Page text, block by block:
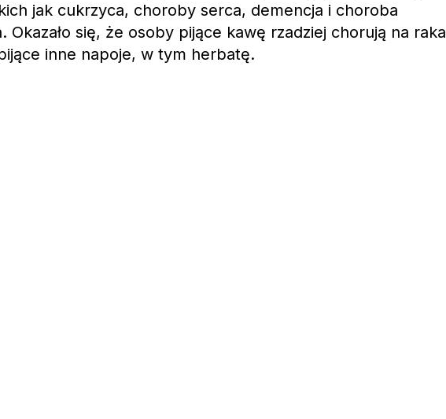
jak cukrzyca, choroby serca, demencja i choroba
Okazało się, że osoby pijące kawę rzadziej chorują na raka
inne napoje, w tym herbatę.